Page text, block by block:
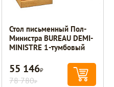
Стол письменный Пол-
Министра BUREAU DEMI-
MINISTRE 1-тумбовый
55 146Р
78 780Р